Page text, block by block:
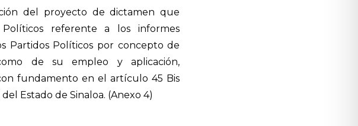
del proyecto de dictamen que
referente a los informes
Partidos Políticos por concepto de
de su empleo y aplicación,
fundamento en el artículo 45 Bis
Estado de Sinaloa. (Anexo 4)